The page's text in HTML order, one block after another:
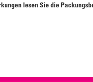
lesen Sie die